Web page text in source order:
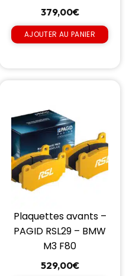
379,00€
AJOUTER AU PANIER
Plaquettes avants –
PAGID RSL29 – BMW
M3 F80
529,00€